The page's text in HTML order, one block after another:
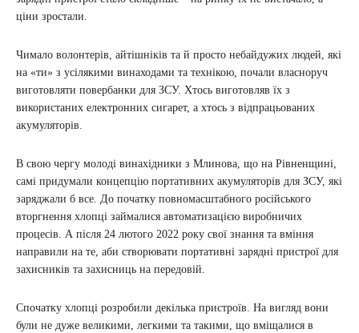
ціни зростали.
Чимало волонтерів, айтішніків та й просто небайдужих людей, які
на «ти» з усілякими винаходами та технікою, почали власноруч
виготовляти повербанки для ЗСУ. Хтось виготовляв їх з
використаних електронних сигарет, а хтось з відпрацьованих
акумуляторів.
В свою чергу молоді винахідники з Млинова, що на Рівненщині,
самі придумали концепцію портативних акумуляторів для ЗСУ, які
заряджали б все. До початку повномасштабного російського
вторгнення хлопці займалися автоматизацією виробничих
процесів. А після 24 лютого 2022 року свої знання та вміння
направили на те, аби створювати портативні зарядні пристрої для
захисників та захисниць на передовій.
Спочатку хлопці розробили декілька пристроїв. На вигляд вони
були не дуже великими, легкими та такими, що вміщалися в